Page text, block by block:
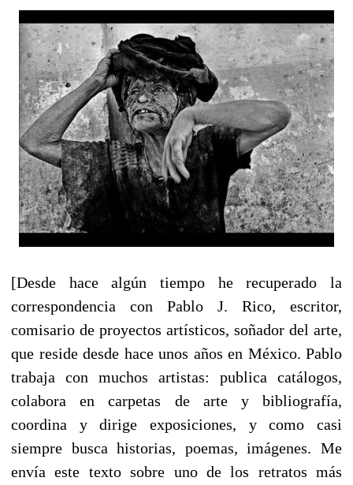
[Desde hace algún tiempo he recuperado la
correspondencia con Pablo J. Rico, escritor,
comisario de proyectos artísticos, soñador del arte,
que reside desde hace unos años en México. Pablo
trabaja con muchos artistas: publica catálogos,
colabora en carpetas de arte y bibliografía,
coordina y dirige exposiciones, y como casi
siempre busca historias, poemas, imágenes. Me
envía este texto sobre uno de los retratos más